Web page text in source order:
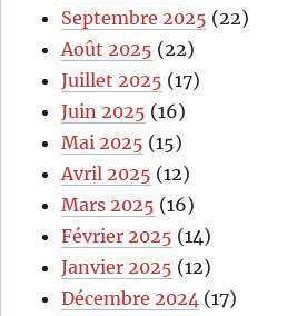
Septembre 2025 (22)
Août 2025 (22)
Juillet 2025 (17)
Juin 2025 (16)
Mai 2025 (15)
Avril 2025 (12)
Mars 2025 (16)
Février 2025 (14)
Janvier 2025 (12)
Décembre 2024 (17)